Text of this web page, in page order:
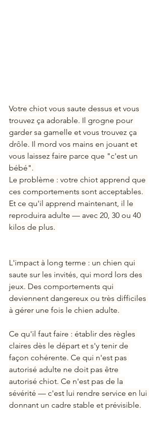
Votre chiot vous saute dessus et vous
trouvez ça adorable. Il grogne pour
garder sa gamelle et vous trouvez ça
drôle. Il mord vos mains en jouant et
vous laissez faire parce que "c'est un
bébé".
Le problème : votre chiot apprend que
ces comportements sont acceptables.
Et ce qu'il apprend maintenant, il le
reproduira adulte — avec 20, 30 ou 40
kilos de plus.
L'impact à long terme : un chien qui
saute sur les invités, qui mord lors des
jeux. Des comportements qui
deviennent dangereux ou très difficiles
à gérer une fois le chien adulte.
Ce qu'il faut faire : établir des règles
claires dès le départ et s'y tenir de
façon cohérente. Ce qui n'est pas
autorisé adulte ne doit pas être
autorisé chiot. Ce n'est pas de la
sévérité — c'est lui rendre service en lui
donnant un cadre stable et prévisible.